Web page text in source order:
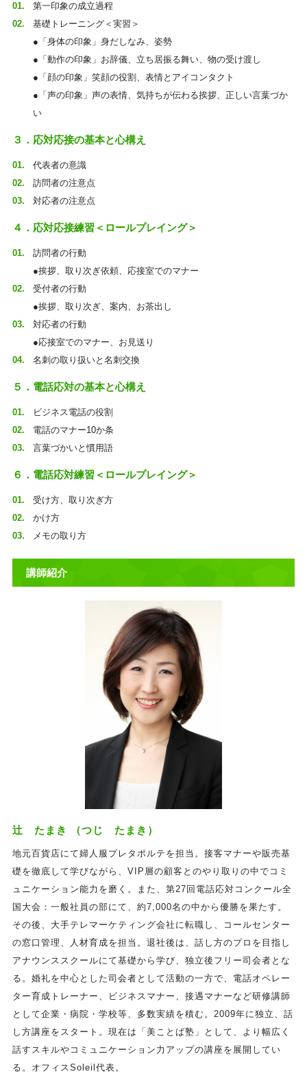
第一印象の成立過程
基礎トレーニング＜実習＞
●「身体の印象」身だしなみ、姿勢
●「動作の印象」お辞儀、立ち居振る舞い、物の受け渡し
●「顔の印象」笑顔の役割、表情とアイコンタクト
●「声の印象」声の表情、気持ちが伝わる挨拶、正しい言葉づか
い
３．応対応接の基本と心構え
代表者の意識
訪問者の注意点
対応者の注意点
４．応対応接練習＜ロールプレイング＞
訪問者の行動
●挨拶、取り次ぎ依頼、応接室でのマナー
受付者の行動
●挨拶、取り次ぎ、案内、お茶出し
対応者の行動
●応接室でのマナー、お見送り
名刺の取り扱いと名刺交換
５．電話応対の基本と心構え
ビジネス電話の役割
電話のマナー10か条
言葉づかいと慣用語
６．電話応対練習＜ロールプレイング＞
受け方、取り次ぎ方
かけ方
メモの取り方
講師紹介
辻 たまき （つじ たまき）
地元百貨店にて婦人服プレタポルテを担当。接客マナーや販売基
礎を徹底して学びながら、VIP層の顧客とのやり取りの中でコミ
ュニケーション能力を磨く。また、第27回電話応対コンクール全
国大会：一般社員の部にて、約7,000名の中から優勝を果たす。
その後、大手テレマーケティング会社に転職し、コールセンター
の窓口管理、人材育成を担当。退社後は、話し方のプロを目指し
アナウンススクールにて基礎から学び、独立後フリー司会者とな
る。婚礼を中心とした司会者として活動の一方で、電話オペレー
ター育成トレーナー、ビジネスマナー、接遇マナーなど研修講師
として企業・病院・学校等、多数実績を積む。2009年に独立、話
し方講座をスタート。現在は「美ことば塾」として、より幅広く
話すスキルやコミュニケーション力アップの講座を展開してい
る。オフィスSoleil代表。